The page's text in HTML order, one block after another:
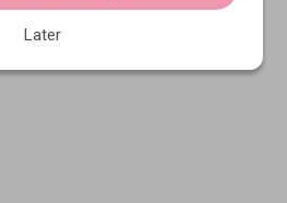
Later